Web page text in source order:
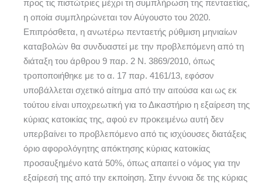
προς τις πιστώτριες μέχρι τη συμπλήρωση της πενταετίας,
η οποία συμπληρώνεται τον Αύγουστο του 2020.
Επιπρόσθετα, η ανωτέρω πενταετής ρύθμιση μηνιαίων
καταβολών θα συνδυαστεί με την προβλεπόμενη από τη
διάταξη του άρθρου 9 παρ. 2 Ν. 3869/2010, όπως
τροποποιήθηκε με το α. 17 παρ. 4161/13, εφόσον
υποβάλλεται σχετικό αίτημα από την αιτούσα και ως εκ
τούτου είναι υποχρεωτική για το Δικαστήριο η εξαίρεση της
κύριας κατοικίας της, αφού εν προκειμένω αυτή δεν
υπερβαίνει το προβλεπόμενο από τις ισχύουσες διατάξεις
όριο αφορολόγητης απόκτησης κύριας κατοικίας
προσαυξημένο κατά 50%, όπως απαιτεί ο νόμος για την
εξαίρεσή της από την εκποίηση. Στην έννοια δε της κύριας